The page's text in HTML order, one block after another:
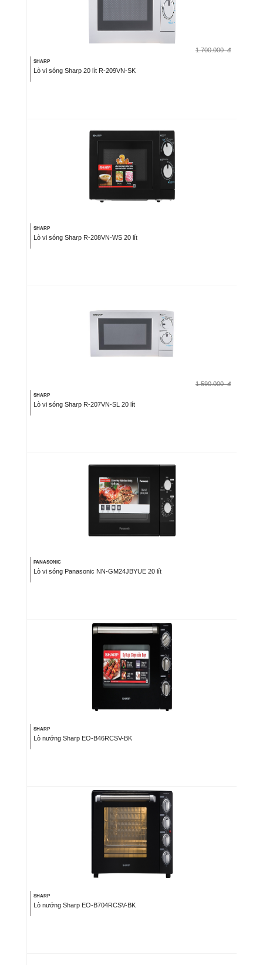
1.700.000 đ
SHARP
Lò vi sóng Sharp 20 lít R-209VN-SK
SHARP
Lò vi sóng Sharp R-208VN-WS 20 lít
1.590.000 đ
SHARP
Lò vi sóng Sharp R-207VN-SL 20 lít
PANASONIC
Lò vi sóng Panasonic NN-GM24JBYUE 20 lít
SHARP
Lò nướng Sharp EO-B46RCSV-BK
SHARP
Lò nướng Sharp EO-B704RCSV-BK